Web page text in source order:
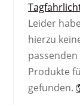
Leider
hierzu
passenden
Produkte
gefunden.